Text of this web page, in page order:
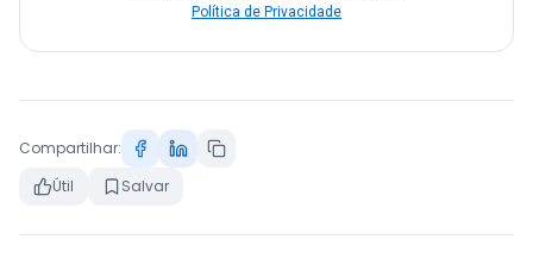
Política de Privacidade
Compartilhar:
Útil
Salvar